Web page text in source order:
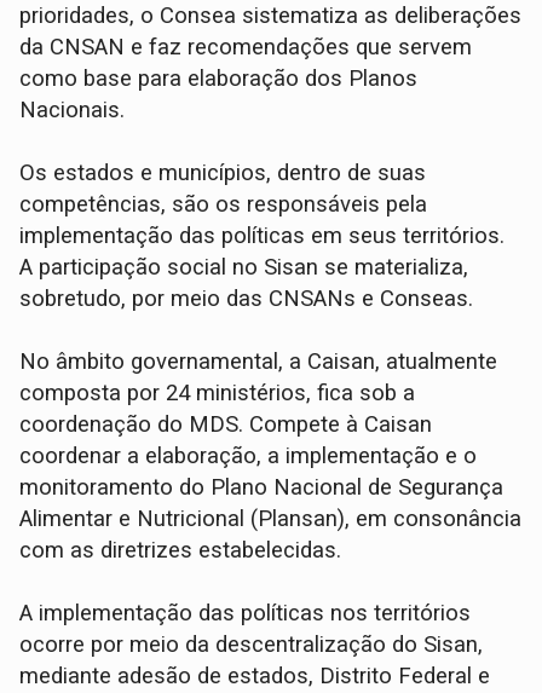
prioridades, o Consea sistematiza as deliberações
da CNSAN e faz recomendações que servem
como base para elaboração dos Planos
Nacionais.
Os estados e municípios, dentro de suas
competências, são os responsáveis pela
implementação das políticas em seus territórios.
A participação social no Sisan se materializa,
sobretudo, por meio das CNSANs e Conseas.
No âmbito governamental, a Caisan, atualmente
composta por 24 ministérios, fica sob a
coordenação do MDS. Compete à Caisan
coordenar a elaboração, a implementação e o
monitoramento do Plano Nacional de Segurança
Alimentar e Nutricional (Plansan), em consonância
com as diretrizes estabelecidas.
A implementação das políticas nos territórios
ocorre por meio da descentralização do Sisan,
mediante adesão de estados, Distrito Federal e